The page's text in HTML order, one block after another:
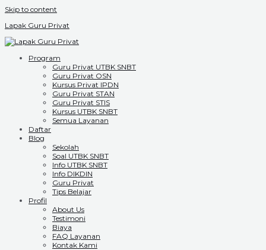
Skip to content
Lapak Guru Privat
Program
Guru Privat UTBK SNBT
Guru Privat OSN
Kursus Privat IPDN
Guru Privat STAN
Guru Privat STIS
Kursus UTBK SNBT
Semua Layanan
Daftar
Blog
Sekolah
Soal UTBK SNBT
Info UTBK SNBT
Info DIKDIN
Guru Privat
Tips Belajar
Profil
About Us
Testimoni
Biaya
FAQ Layanan
Kontak Kami